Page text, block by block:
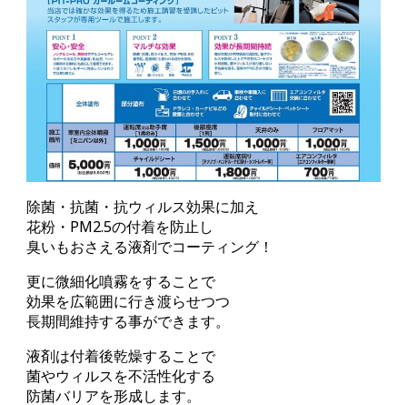
除菌・抗菌・抗ウィルス効果に加え
花粉・PM2.5の付着を防止し
臭いもおさえる液剤でコーティング！
更に微細化噴霧をすることで
効果を広範囲に行き渡らせつつ
長期間維持する事ができます。
液剤は付着後乾燥することで
菌やウィルスを不活性化する
防菌バリアを形成します。